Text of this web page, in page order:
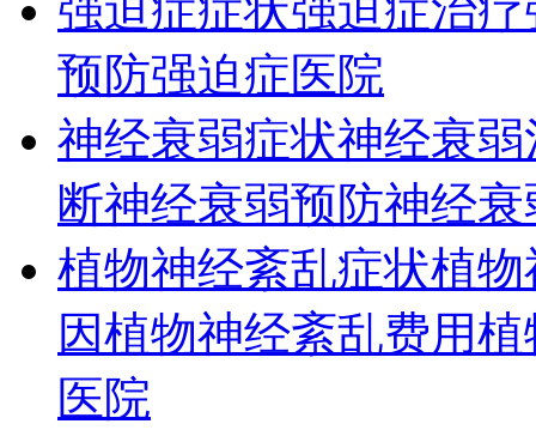
预防强迫症医院
神经衰弱症状神经衰弱
断神经衰弱预防神经
植物神经紊乱症状植物
因植物神经紊乱费用植
医院